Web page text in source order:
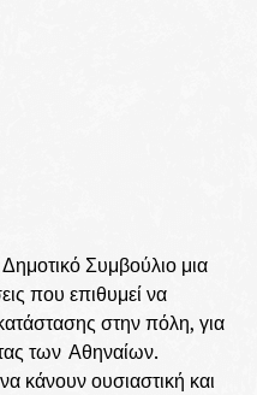
Συμβούλιο μια
που επιθυμεί να
στην πόλη, για
των Αθηναίων.
κάνουν ουσιαστική και